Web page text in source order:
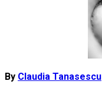
By Claudia Tanasescu